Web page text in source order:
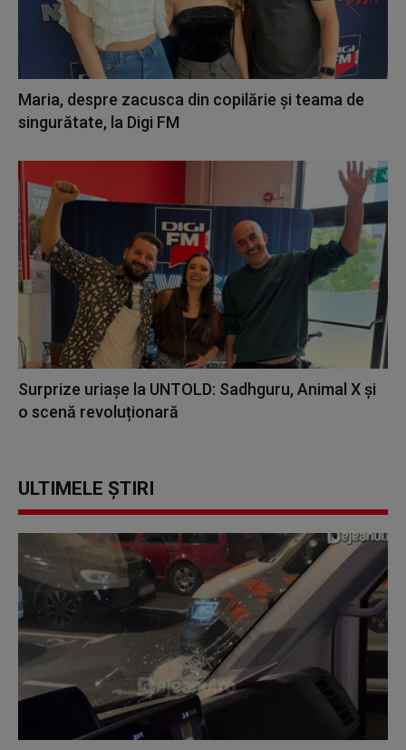
Maria, despre zacusca din copilărie și teama de
singurătate, la Digi FM
Surprize uriașe la UNTOLD: Sadhguru, Animal X și
o scenă revoluționară
ULTIMELE ȘTIRI